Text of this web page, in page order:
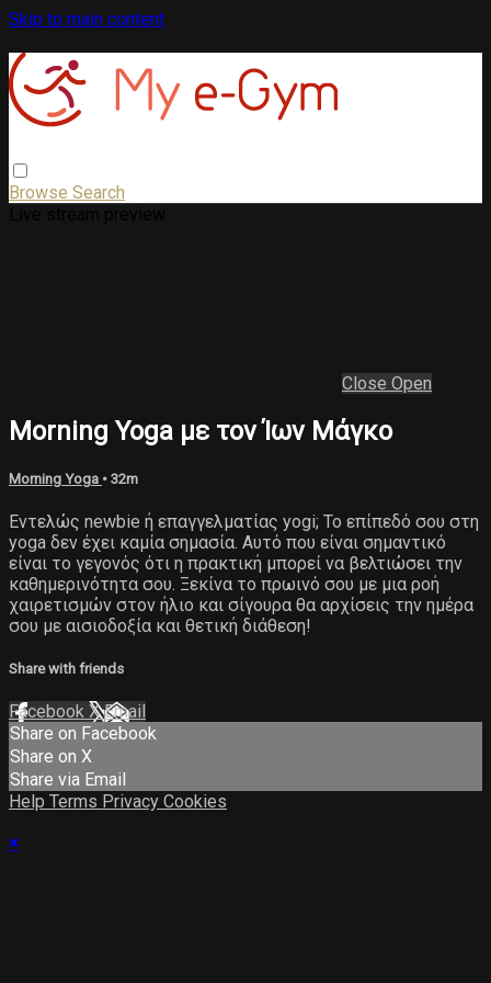
Skip to main content
Browse Search
Close Open
Morning Yoga με τον Ίων Μάγκο
Morning Yoga • 32m
Εντελώς newbie ή επαγγελματίας yogi; Το επίπεδό σου στη
yoga δεν έχει καμία σημασία. Αυτό που είναι σημαντικό
είναι το γεγονός ότι η πρακτική μπορεί να βελτιώσει την
καθημερινότητα σου. Ξεκίνα το πρωινό σου με μια ροή
χαιρετισμών στον ήλιο και σίγουρα θα αρχίσεις την ημέρα
σου με αισιοδοξία και θετική διάθεση!
Share with friends
Facebook XEmail
Share on Facebook
Share on X
Share via Email
Help Terms Privacy Cookies
×